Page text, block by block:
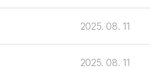
2025. 08. 11
2025. 08. 11